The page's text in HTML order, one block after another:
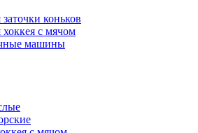
коньков
с мячом
машины